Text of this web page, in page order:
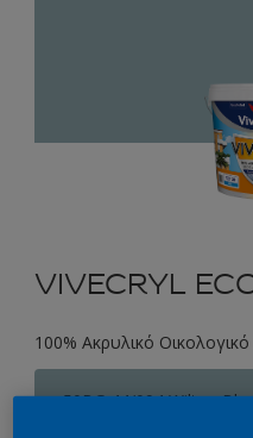
VIVECRYL
100% Ακρυλικό
50BG 44/094 Wilton